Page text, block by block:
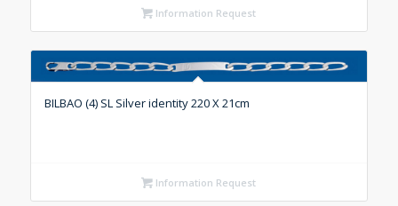
Information Request
BILBAO (4) SL Silver identity 220 X 21cm
Information Request